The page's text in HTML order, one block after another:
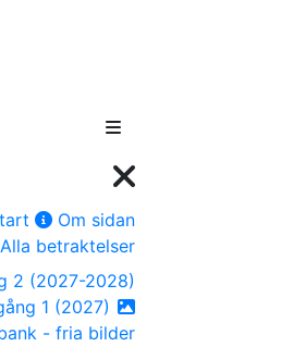
Om sidan
Alla betraktelser
2 (2027-2028)
1 (2027)
- fria bilder